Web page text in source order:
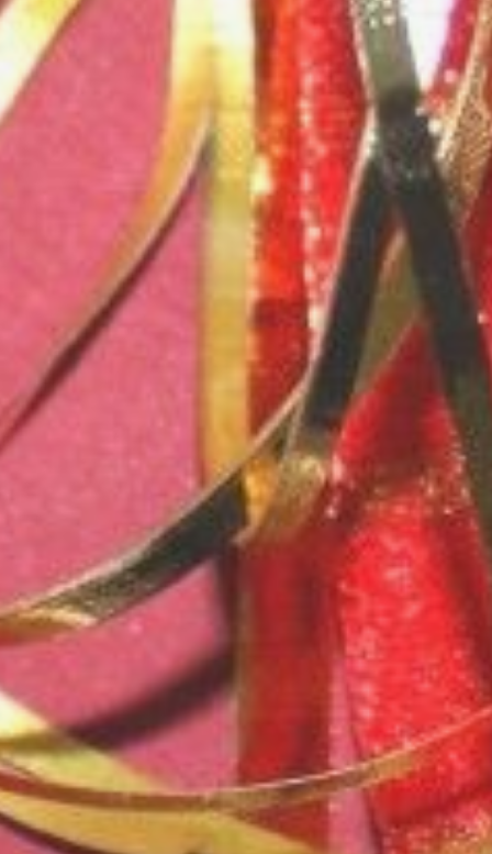
использования
Когда держатель сертификата
обменивает его на товар
или услугу, это юридически
приравнивается к сделке
купли‑продажи. Если же
предоставить товар, покупатель
вправе потребовать передачи
оплаченного товара либо
запросить возврат внесённой
В соответствии с Законом РФ «О
защите прав потребителей»,
держатель подарочной карты
признаётся потребителем
и обладает всеми
предусмотренными законом
правами. При этом сам
сертификат или карта выступает
платёжным документом —
наличие кассового чека
Как вернуть деньги
за неиспользованный
сертификат
Если сертификат не был
использован, его владелец
имеет законное право требовать
возврата денежных средств.
Для этого необходимо
направить продавцу
письменную претензию
с требованием о возврате
уплаченных денежных средств.
Важно выбрать способ
отправки, который позволит
подтвердить факт получения
документа уполномоченным